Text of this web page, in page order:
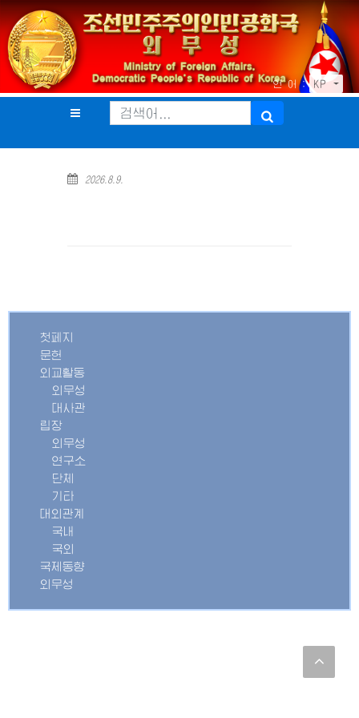
언 어 : KP
2026.8.9.
첫페지
문헌
외교활동
외무성
대사관
립장
외무성
연구소
단체
기타
대외관계
국내
국외
국제동향
외무성